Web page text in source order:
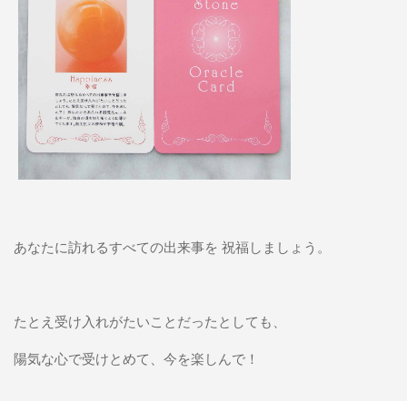
あなたに訪れるすべての出来事を 祝福しましょう。
たとえ受け入れがたいことだったとしても、
陽気な心で受けとめて、今を楽しんで！